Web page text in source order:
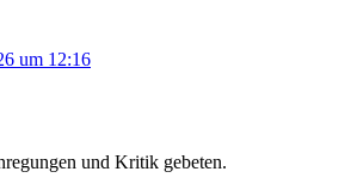
um 12:16
und Kritik gebeten.